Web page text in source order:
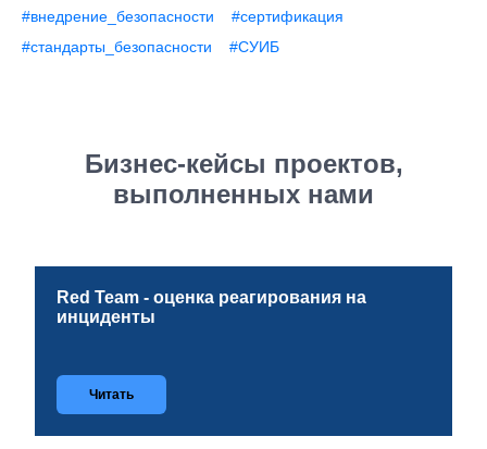
#внедрение_безопасности
#сертификация
#стандарты_безопасности
#СУИБ
Бизнес-кейсы проектов,
выполненных нами
Red Team - оценка реагирования на
инциденты
Читать